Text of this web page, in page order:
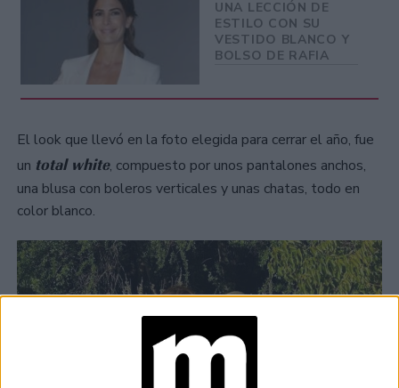
UNA LECCIÓN DE
ESTILO CON SU
VESTIDO BLANCO Y
BOLSO DE RAFIA
El look que llevó en la foto elegida para cerrar el año, fue
un total white, compuesto por unos pantalones anchos,
una blusa con boleros verticales y unas chatas, todo en
color blanco.